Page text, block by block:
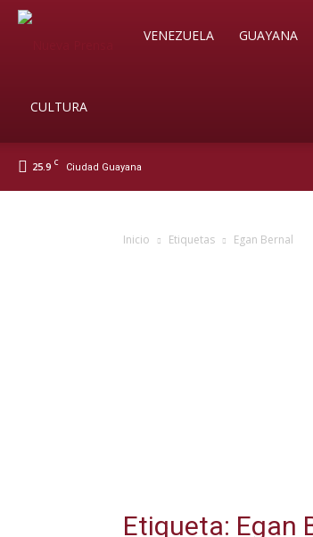
Soy
Digital
VENEZUELA GUAYANA
CULTURA
25.9 C Ciudad Guayana
Inicio Etiquetas Egan Bernal
Etiqueta: Egan